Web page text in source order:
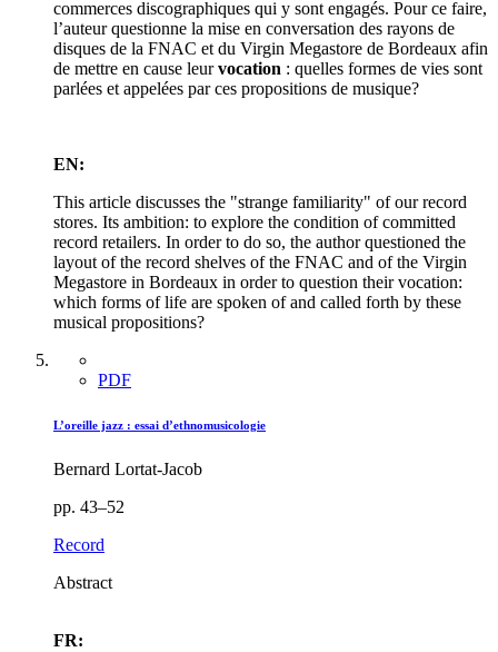
commerces discographiques qui y sont engagés. Pour ce faire,
l’auteur questionne la mise en conversation des rayons de
disques de la FNAC et du Virgin Megastore de Bordeaux afin
de mettre en cause leurvocation : quelles formes de vies sont
parlées et appelées par ces propositions de musique?
EN:
This article discusses the "strange familiarity" of our record
stores. Its ambition: to explore the condition of committed
record retailers. In order to do so, the author questioned the
layout of the record shelves of the FNAC and of the Virgin
Megastore in Bordeaux in order to question their vocation:
which forms of life are spoken of and called forth by these
musical propositions?
PDF
L’oreille jazz : essai d’ethnomusicologie
Bernard Lortat-Jacob
pp. 43–52
Record
Abstract
FR: